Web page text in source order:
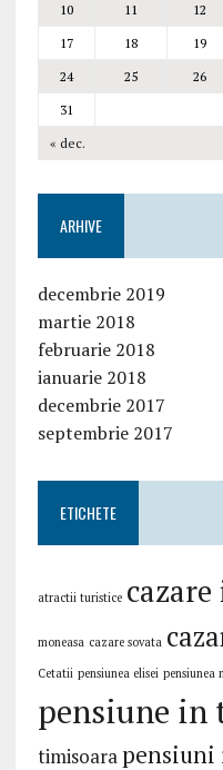
« dec.
10
11 12
17
18 19
24
25 26
31
ARHIVE
decembrie 2019
martie 2018
februarie 2018
ianuarie 2018
decembrie 2017
septembrie 2017
ETICHETE
atractii turistice
moneasa cazare sovata
Cetatii pensiunea elisei pensiunea
pensiune in
timisoara pensiuni